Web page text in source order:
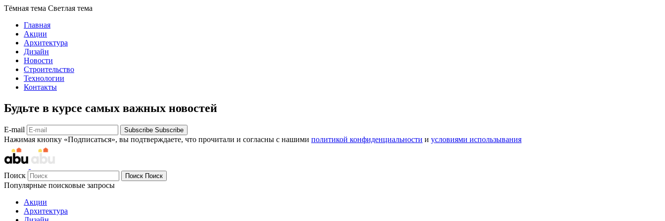
Тёмная тема Светлая тема
Главная
Акции
Архитектура
Дизайн
Новости
Строительство
Технологии
Контакты
Будьте в курсе самых важных новостей
E-mail Subscribe Subscribe
Нажимая кнопку «Подписаться», вы подтверждаете, что прочитали и согласны с нашими политикой конфиденциальности и условиями использывания
Поиск Поиск Поиск
Популярные поисковые запросы
Акции
Архитектура